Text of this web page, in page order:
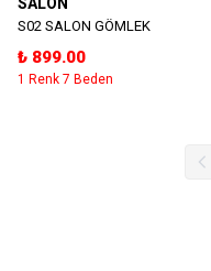
S02 SALON GÖMLEK
₺ 899.00
1 Renk 7 Beden